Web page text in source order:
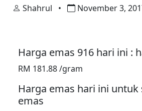
Shahrul • November 3,
Harga emas 916 hari ini :
RM 181.88 /gram
Harga emas hari ini untuk
emas